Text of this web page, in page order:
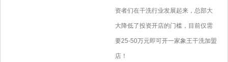
资者们在干洗行业发展起来，总部大
大降低了投资开店的门槛，目前仅需
要25-50万元即可开一家象王干洗加盟
店！